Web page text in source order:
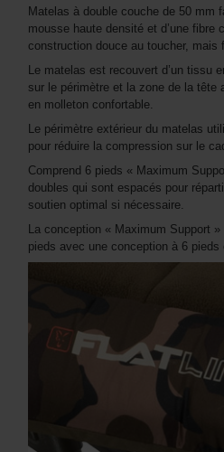
Matelas à double couche de 50 mm
mousse haute densité et d’une fibre
construction douce au toucher, mais
Le matelas est recouvert d’un tissu
sur le périmètre et la zone de la tête
en molleton confortable.
Le périmètre extérieur du matelas
pour réduire la compression sur le
Comprend 6 pieds « Maximum
doubles qui sont espacés pour
soutien optimal si nécessaire.
La conception « Maximum Support
pieds avec une conception à 6 pieds